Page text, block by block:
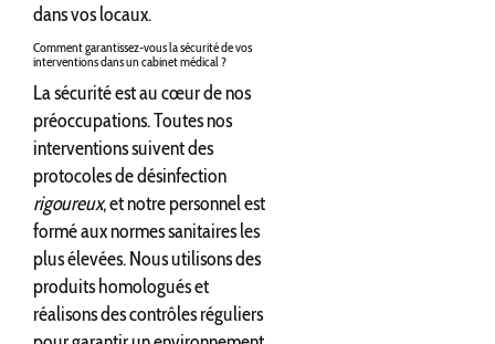
dans vos locaux.
Comment garantissez-vous la sécurité de vos
interventions dans un cabinet médical ?
La sécurité est au cœur de nos
préoccupations. Toutes nos
interventions suivent des
protocoles de désinfection
rigoureux, et notre personnel est
formé aux normes sanitaires les
plus élevées. Nous utilisons des
produits homologués et
réalisons des contrôles réguliers